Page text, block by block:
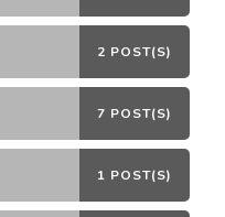
2 POST(S)
7 POST(S)
1 POST(S)